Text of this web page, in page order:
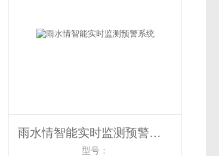
雨水情智能实时监测预警系统
型号：